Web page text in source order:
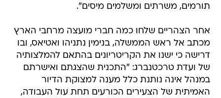
תורמים, משרתים ומשלמים מיסים".
אחר הצהריים שלחו כמה חברי מועצה מרחבי הארץ
מכתב אל ראש הממשלה, בנימין נתניהו ואטיאס, ובו
דרישה כי ישנו את הקריטריונים בהתאם להמלצותיה
של ועדת טרכטנברג: "התכנית שהצגתם ואישרתם
במנהל אינה נותנת כלל מענה למצוקת הדיור
האמיתית של הצעירים הכורעים תחת עול העבודה,